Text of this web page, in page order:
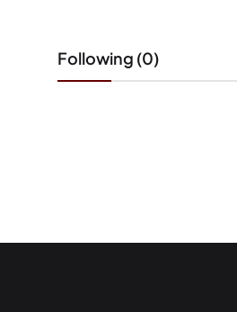
Following (0)